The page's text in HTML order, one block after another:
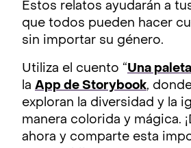
Estos relatos ayudarán a
que todos pueden hacer
sin importar su género.
Utiliza el cuento “Una
la App de Storybook,
exploran la diversidad y la
manera colorida y mágica.
ahora y comparte esta